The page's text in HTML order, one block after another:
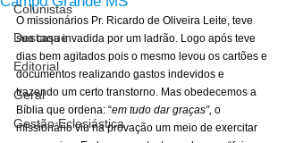
Colunistas
Destaque
Editorial
Geral
Gestão Eclesiástica
O missionários Pr. Ricardo de Oliveira Leite, teve
sua casa invadida por um ladrão. Logo após teve
dias bem agitados pois o mesmo levou os cartões e
documentos realizando gastos indevidos e
trazendo um certo transtorno. Mas obedecemos a
Bíblia que ordena: “em tudo dar graças”, o
missionário viu na provação um meio de exercitar